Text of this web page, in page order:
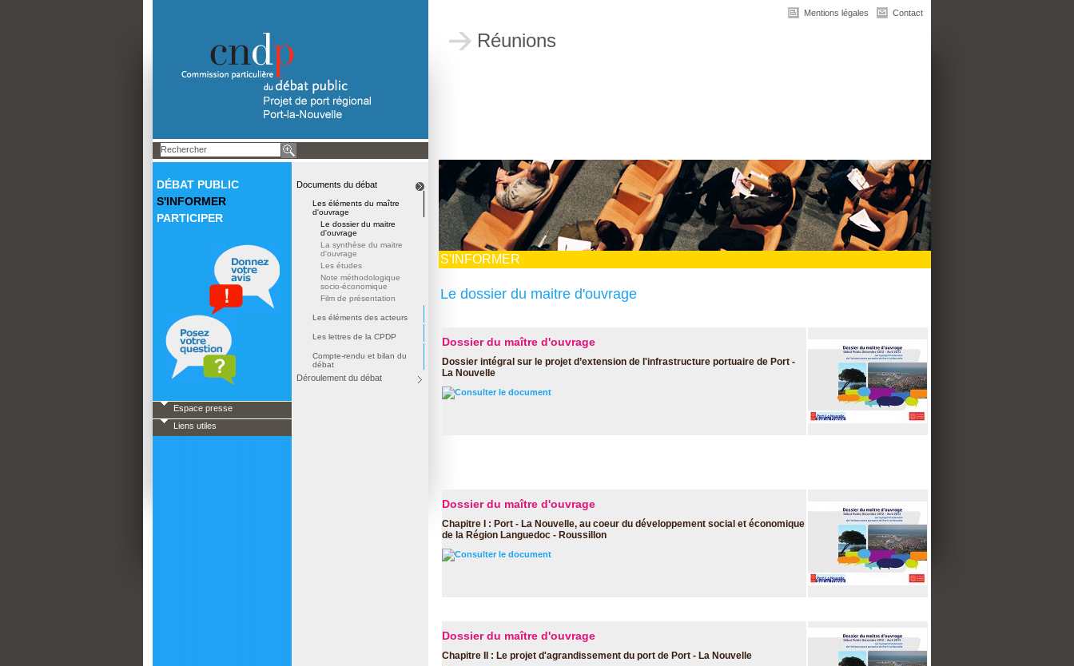
DÉBAT PUBLIC
S'INFORMER
PARTICIPER
Espace presse
Liens utiles
Documents du débat
Les éléments du maître
d'ouvrage
Le dossier du maitre
d'ouvrage
La synthèse du maitre
d'ouvrage
Les études
Note méthodologique
socio-économique
Film de présentation
Les éléments des acteurs
Les lettres de la CPDP
Compte-rendu et bilan du
débat
Déroulement du débat
Mentions légales Contact
Réunions
S'INFORMER
Le dossier du maitre d'ouvrage
Dossier du maître d'ouvrage
Dossier intégral sur le projet d’extension de l'infrastructure portuaire de Port -
La Nouvelle
Consulter le document
Dossier du maître d'ouvrage
Chapitre I : Port - La Nouvelle, au coeur du développement social et économique
de la Région Languedoc - Roussillon
Consulter le document
Dossier du maître d'ouvrage
Chapitre II : Le projet d'agrandissement du port de Port - La Nouvelle